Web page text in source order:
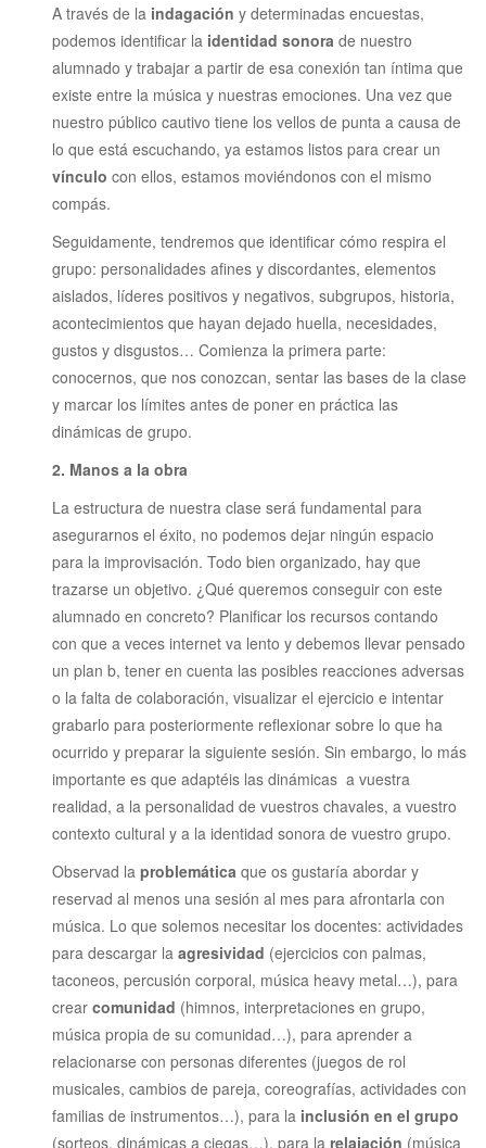
A través de la indagación y determinadas encuestas,
podemos identificar la identidad sonora de nuestro
alumnado y trabajar a partir de esa conexión tan íntima que
existe entre la música y nuestras emociones. Una vez que
nuestro público cautivo tiene los vellos de punta a causa de
lo que está escuchando, ya estamos listos para crear un
vínculo con ellos, estamos moviéndonos con el mismo
compás.
Seguidamente, tendremos que identificar cómo respira el
grupo: personalidades afines y discordantes, elementos
aislados, líderes positivos y negativos, subgrupos, historia,
acontecimientos que hayan dejado huella, necesidades,
gustos y disgustos… Comienza la primera parte:
conocernos, que nos conozcan, sentar las bases de la clase
y marcar los límites antes de poner en práctica las
dinámicas de grupo.
2. Manos a la obra
La estructura de nuestra clase será fundamental para
asegurarnos el éxito, no podemos dejar ningún espacio
para la improvisación. Todo bien organizado, hay que
trazarse un objetivo. ¿Qué queremos conseguir con este
alumnado en concreto? Planificar los recursos contando
con que a veces internet va lento y debemos llevar pensado
un plan b, tener en cuenta las posibles reacciones adversas
o la falta de colaboración, visualizar el ejercicio e intentar
grabarlo para posteriormente reflexionar sobre lo que ha
ocurrido y preparar la siguiente sesión. Sin embargo, lo más
importante es que adaptéis las dinámicas a vuestra
realidad, a la personalidad de vuestros chavales, a vuestro
contexto cultural y a la identidad sonora de vuestro grupo.
Observad la problemática que os gustaría abordar y
reservad al menos una sesión al mes para afrontarla con
música. Lo que solemos necesitar los docentes: actividades
para descargar la agresividad (ejercicios con palmas,
taconeos, percusión corporal, música heavy metal…), para
crear comunidad (himnos, interpretaciones en grupo,
música propia de su comunidad…), para aprender a
relacionarse con personas diferentes (juegos de rol
musicales, cambios de pareja, coreografías, actividades con
familias de instrumentos…), para la inclusión en el grupo
(sorteos, dinámicas a ciegas…), para la relajación (música